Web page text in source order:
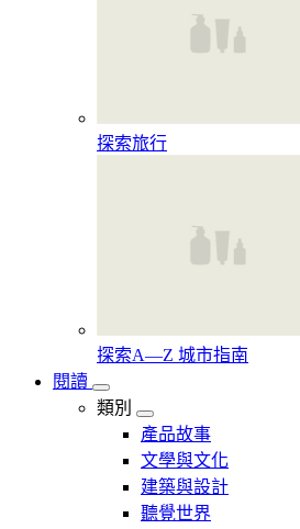
探索旅行
探索A—Z 城市指南
閱讀
類別
產品故事
文學與文化
建築與設計
聽覺世界